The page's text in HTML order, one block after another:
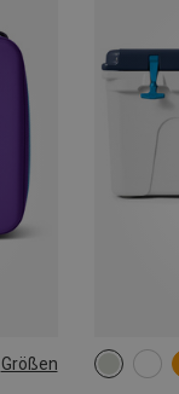
Größen 45L